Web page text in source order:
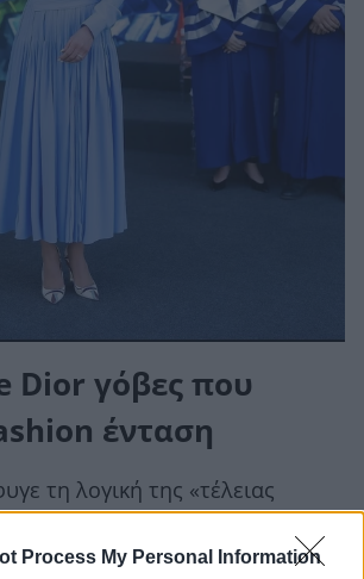
Process My Personal Information
Dior γόβες που
ένταση
τη λογική της «τέλειας
abstract μοτίβα σε μπλε και